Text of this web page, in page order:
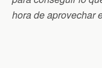
hora de aprovechar